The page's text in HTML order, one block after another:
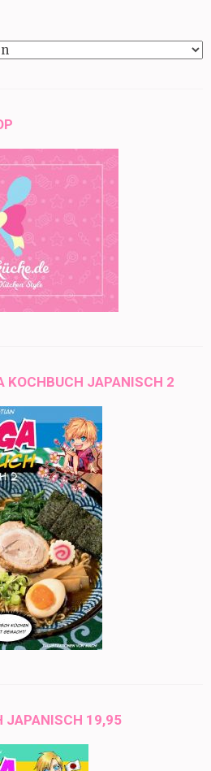
KOCHBUCH JAPANISCH 2
JAPANISCH 19,95